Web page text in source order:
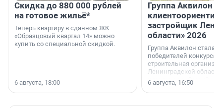
Скидка до 880 000 рублей
на готовое жильё*
Теперь квартиру в сданном ЖК
«Образцовый квартал 14» можно
купить со специальной скидкой.
6 августа, 18:00
Группа Аквилон
застройщик
области» 2026
Группа Аквилон стала
победителей конкурса
строительная
Ленинградской области
номинации «Самый
застройщик
области».
6 августа, 16:50